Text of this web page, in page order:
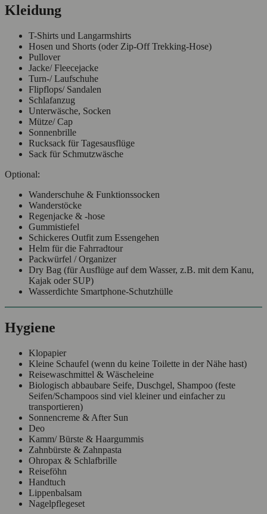
Kleidung
T-Shirts und Langarmshirts
Hosen und Shorts (oder Zip-Off Trekking-Hose)
Pullover
Jacke/ Fleecejacke
Turn-/ Laufschuhe
Flipflops/ Sandalen
Schlafanzug
Unterwäsche, Socken
Mütze/ Cap
Sonnenbrille
Rucksack für Tagesausflüge
Sack für Schmutzwäsche
Optional:
Wanderschuhe & Funktionssocken
Wanderstöcke
Regenjacke & -hose
Gummistiefel
Schickeres Outfit zum Essengehen
Helm für die Fahrradtour
Packwürfel / Organizer
Dry Bag (für Ausflüge auf dem Wasser, z.B. mit dem Kanu,
Kajak oder SUP)
Wasserdichte Smartphone-Schutzhülle
Hygiene
Klopapier
Kleine Schaufel (wenn du keine Toilette in der Nähe hast)
Reisewaschmittel & Wäscheleine
Biologisch abbaubare Seife, Duschgel, Shampoo (feste
Seifen/Schampoos sind viel kleiner und einfacher zu
transportieren)
Sonnencreme & After Sun
Deo
Kamm/ Bürste & Haargummis
Zahnbürste & Zahnpasta
Ohropax & Schlafbrille
Reiseföhn
Handtuch
Lippenbalsam
Nagelpflegeset